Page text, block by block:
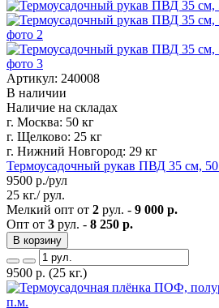
Артикул: 240008
В наличии
Наличие на складах
г. Москва: 50 кг
г. Щелково: 25 кг
г. Нижний Новгород: 29 кг
Термоусадочный рукав ПВД 35 см,
9500 р./рул
25 кг./ рул.
Мелкий опт от 2 рул. - 9 000 р.
Опт от 3 рул. - 8 250 р.
В корзину
9500 р. (25 кг.)